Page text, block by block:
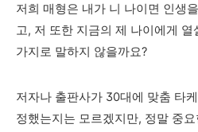
저희 매형은 내가 니 나이면 인생
고, 저 또한 지금의 제 나이에게
가지로 말하지 않을까요?
저자나 출판사가 30대에 맞춤 타
정했는지는 모르겠지만, 정말 중